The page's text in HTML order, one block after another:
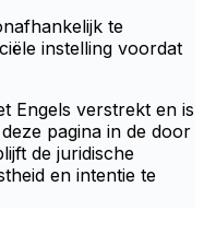
te
instelling voordat
Engels verstrekt en is
pagina in de door
de juridische
en intentie te